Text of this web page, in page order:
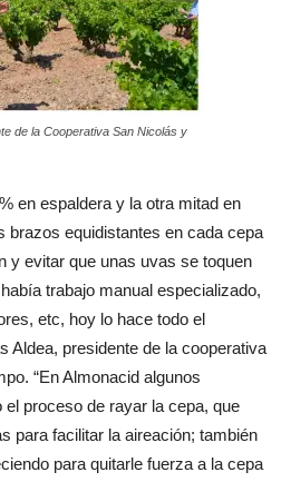
de la Cooperativa San Nicolás y
en espaldera y la otra mitad en
brazos equidistantes en cada cepa
y evitar que unas uvas se toquen
trabajo manual especializado,
etc, hoy lo hace todo el
Aldea, presidente de la cooperativa
“En Almonacid algunos
proceso de rayar la cepa, que
para facilitar la aireación; también
para quitarle fuerza a la cepa